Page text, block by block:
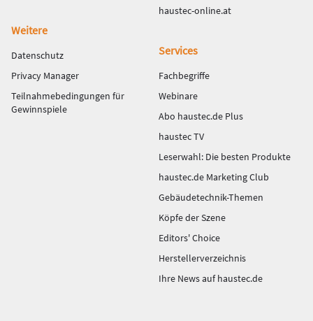
haustec-online.at
Weitere
Datenschutz
Privacy Manager
Teilnahmebedingungen für
Gewinnspiele
Services
Fachbegriffe
Webinare
Abo haustec.de Plus
haustec TV
Leserwahl: Die besten Produkte
haustec.de Marketing Club
Gebäudetechnik-Themen
Köpfe der Szene
Editors' Choice
Herstellerverzeichnis
Ihre News auf haustec.de